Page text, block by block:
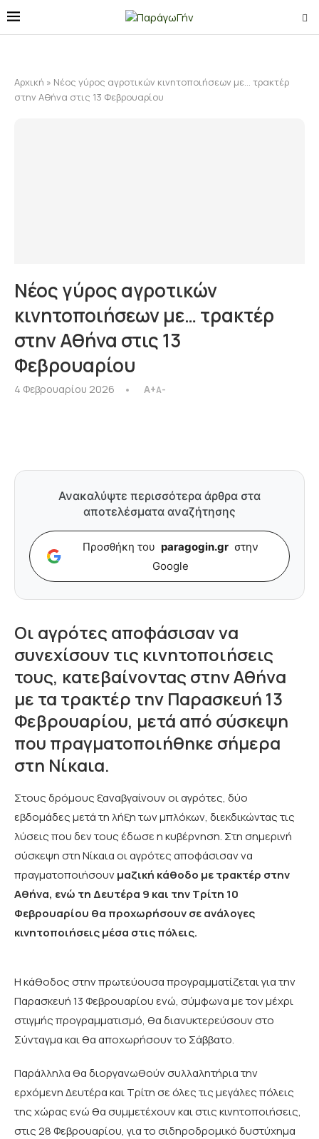
Αρχική » Νέος γύρος αγροτικών κινητοποιήσεων με… τρακτέρ
στην Αθήνα στις 13 Φεβρουαρίου
Νέος γύρος αγροτικών
κινητοποιήσεων με… τρακτέρ
στην Αθήνα στις 13
Φεβρουαρίου
4 Φεβρουαρίου 2026 A+A-
Ανακαλύψτε περισσότερα άρθρα στα
αποτελέσματα αναζήτησης
Προσθήκη του paragogin.gr στην
Google
Οι αγρότες αποφάσισαν να
συνεχίσουν τις κινητοποιήσεις
τους, κατεβαίνοντας στην Αθήνα
με τα τρακτέρ την Παρασκευή 13
Φεβρουαρίου, μετά από σύσκεψη
που πραγματοποιήθηκε σήμερα
στη Νίκαια.
Στους δρόμους ξαναβγαίνουν οι αγρότες, δύο
εβδομάδες μετά τη λήξη των μπλόκων, διεκδικώντας τις
λύσεις που δεν τους έδωσε η κυβέρνηση. Στη σημερινή
σύσκεψη στη Νίκαια οι αγρότες αποφάσισαν να
πραγματοποιήσουνμαζική κάθοδο με τρακτέρ στην
Αθήνα, ενώ τη Δευτέρα 9 και την Τρίτη 10
Φεβρουαρίου θα προχωρήσουν σε ανάλογες
κινητοποιήσεις μέσα στις πόλεις.
Η κάθοδος στην πρωτεύουσα προγραμματίζεται για την
Παρασκευή 13 Φεβρουαρίου ενώ, σύμφωνα με τον μέχρι
στιγμής προγραμματισμό, θα διανυκτερεύσουν στο
Σύνταγμα και θα αποχωρήσουν το Σάββατο.
Παράλληλα θα διοργανωθούν συλλαλητήρια την
ερχόμενη Δευτέρα και Τρίτη σε όλες τις μεγάλες πόλεις
της χώρας ενώ θα συμμετέχουν και στις κινητοποιήσεις,
στις 28 Φεβρουαρίου, για το σιδηροδρομικό δυστύχημα